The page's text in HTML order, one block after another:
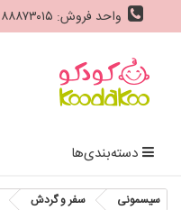
واحد فروش: ۸۸۸۷۳۰۱۵
دسته‌بندی‌ها
سیسمونی سفر و گردش